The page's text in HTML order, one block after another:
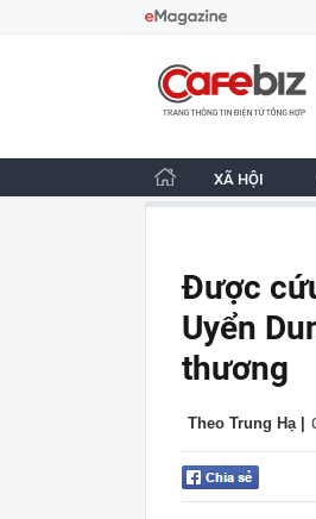
CafeBiz - Trang chủ
XÃ HỘI
Được
Uyển
thương
Theo Trung Hạ|